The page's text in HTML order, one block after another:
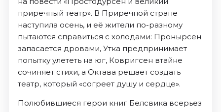
Площадки
приречный театр». В Приречной стране
наступила осень, и её жители по-разному
пытаются справиться с холодами: Пронырсен
запасается дровами, Утка предпринимает
попытку улететь на юг, Ковригсен втайне
сочиняет стихи, а Октава решает создать
театр, который «согреет душу и сердце».
Полюбившиеся герои книг Белсвика всерьез